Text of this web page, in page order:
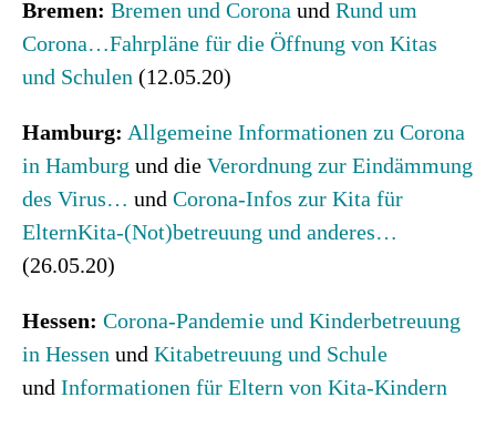
Bremen: Bremen und Corona und Rund um
Corona…Fahrpläne für die Öffnung von Kitas
und Schulen (12.05.20)
Hamburg: Allgemeine Informationen zu Corona
in Hamburg und die Verordnung zur Eindämmung
des Virus… und Corona-Infos zur Kita für
ElternKita-(Not)betreuung und anderes…
(26.05.20)
Hessen: Corona-Pandemie und Kinderbetreuung
in Hessen und Kitabetreuung und Schule
und Informationen für Eltern von Kita-Kindern